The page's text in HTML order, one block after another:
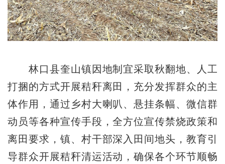
林口县奎山镇因地制宜采取秋翻地、人工
打捆的方式开展秸秆离田，充分发挥群众的主
体作用，通过乡村大喇叭、悬挂条幅、微信群
动员等各种宣传手段，全方位宣传禁烧政策和
离田要求，镇、村干部深入田间地头，教育引
导群众开展秸秆清运活动，确保各个环节顺畅